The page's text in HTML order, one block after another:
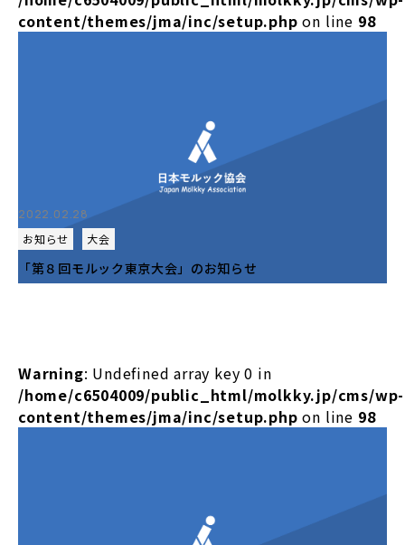
content/themes/jma/inc/setup.php on line 98
2022.02.28
お知らせ
大会
「第８回モルック東京大会」のお知らせ
Warning: Undefined array key 0 in
/home/c6504009/public_html/molkky.jp/cms/wp-
content/themes/jma/inc/setup.php on line 98